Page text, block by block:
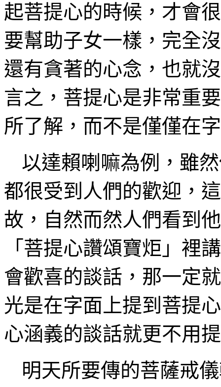
起菩提心的時候，才會
要幫助子女一樣，完全
還有貪著的心念，也就
言之，菩提心是非常重
所了解，而不是僅僅在
以達賴喇嘛為例，雖
都很受到人們的歡迎，
故，自然而然人們看到
「菩提心讚頌寶炬 」裡
會歡喜的談話，那一定
光是在字面上提到菩提
心涵義的談話就更不用
明天所要傳的菩薩戒